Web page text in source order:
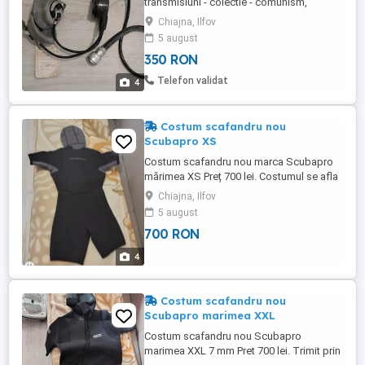
4
eticheta originala Predare personală: în
București (Calea Giulești), în Ilfov (Chiajna)
Pentru livrarea în alte localități: doar cu
plata în cont, nu trimit ramburs
Chiajna, Ilfov
5 august
350 RON
Telefon validat
4
Costum scafandru nou
Scubapro XS
Costum scafandru nou marca Scubapro
mărimea XS Preț 700 lei. Costumul se afla
in Comuna Chiajna, judetul Ilfov. Trimit prin
curier, cu plata in avans a transportului. Nu
accept schimburi.
Chiajna, Ilfov
5 august
700 RON
Costum scafandru nou
Scubapro marimea XXL
Costum scafandru nou Scubapro
marimea XXL 7 mm Pret 700 lei. Trimit prin